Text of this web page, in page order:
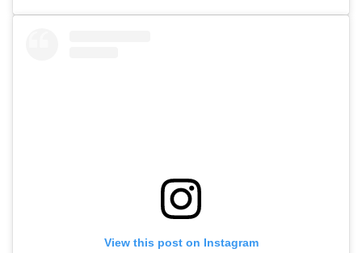
View this post on Instagram